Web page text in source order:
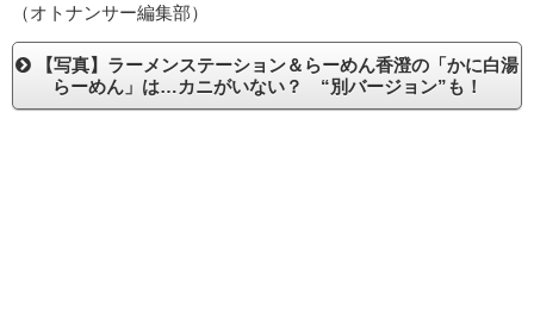
（オトナンサー編集部）
【写真】ラーメンステーション＆らーめん香澄の「かに白湯
らーめん」は…カニがいない？ “別バージョン”も！